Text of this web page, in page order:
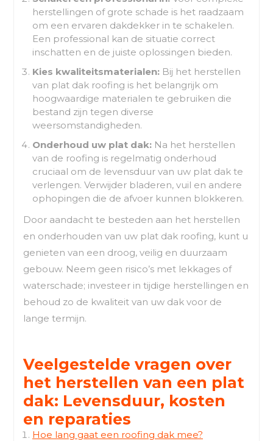
herstellingen of grote schade is het raadzaam
om een ervaren dakdekker in te schakelen.
Een professional kan de situatie correct
inschatten en de juiste oplossingen bieden.
Kies kwaliteitsmaterialen: Bij het herstellen
van plat dak roofing is het belangrijk om
hoogwaardige materialen te gebruiken die
bestand zijn tegen diverse
weersomstandigheden.
Onderhoud uw plat dak: Na het herstellen
van de roofing is regelmatig onderhoud
cruciaal om de levensduur van uw plat dak te
verlengen. Verwijder bladeren, vuil en andere
ophopingen die de afvoer kunnen blokkeren.
Door aandacht te besteden aan het herstellen
en onderhouden van uw plat dak roofing, kunt u
genieten van een droog, veilig en duurzaam
gebouw. Neem geen risico’s met lekkages of
waterschade; investeer in tijdige herstellingen en
behoud zo de kwaliteit van uw dak voor de
lange termijn.
Veelgestelde vragen over
het herstellen van een plat
dak: Levensduur, kosten
en reparaties
Hoe lang gaat een roofing dak mee?